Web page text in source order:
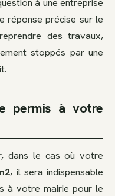
réponse précise sur le
des travaux,
stoppés par une
permis à votre
dans le cas où votre
, il sera indispensable
à votre mairie pour le